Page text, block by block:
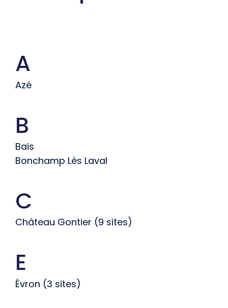
A
Azé
B
Bais
Bonchamp Lès Laval
C
Château Gontier (9 sites)
E
Évron (3 sites)